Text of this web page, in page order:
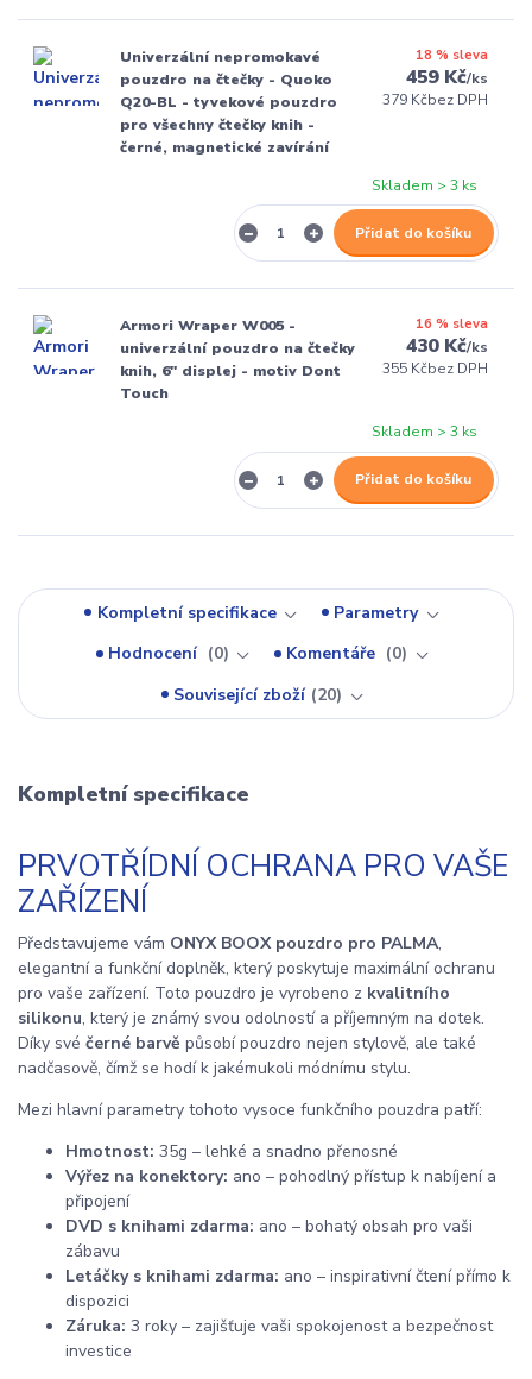
Univerzální nepromokavé
pouzdro na čtečky - Quoko
Q20-BL - tyvekové pouzdro
pro všechny čtečky knih -
černé, magnetické zavírání
18 % sleva
459 Kč/ks
379 Kčbez DPH
Skladem > 3 ks
Přidat do košíku
Armori Wraper W005 -
univerzální pouzdro na čtečky
knih, 6" displej - motiv Dont
Touch
16 % sleva
430 Kč/ks
355 Kčbez DPH
Skladem > 3 ks
Přidat do košíku
Kompletní specifikace
Parametry
Hodnocení
0 Komentáře
0
Související zboží 20
Kompletní specifikace
PRVOTŘÍDNÍ OCHRANA PRO VAŠE
ZAŘÍZENÍ
Představujeme vám ONYX BOOX pouzdro pro PALMA,
elegantní a funkční doplněk, který poskytuje maximální ochranu
pro vaše zařízení. Toto pouzdro je vyrobeno z kvalitního
silikonu, který je známý svou odolností a příjemným na dotek.
Díky své černé barvě působí pouzdro nejen stylově, ale také
nadčasově, čímž se hodí k jakémukoli módnímu stylu.
Mezi hlavní parametry tohoto vysoce funkčního pouzdra patří:
Hmotnost: 35g – lehké a snadno přenosné
Výřez na konektory: ano – pohodlný přístup k nabíjení a
připojení
DVD s knihami zdarma: ano – bohatý obsah pro vaši
zábavu
Letáčky s knihami zdarma: ano – inspirativní čtení přímo k
dispozici
Záruka: 3 roky – zajišťuje vaši spokojenost a bezpečnost
investice